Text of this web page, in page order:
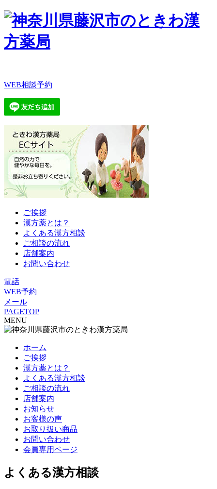
WEB相談予約
ご挨拶
漢方薬とは？
よくある漢方相談
ご相談の流れ
店舗案内
お問い合わせ
電話
WEB予約
メール
PAGETOP
MENU
ホーム
ご挨拶
漢方薬とは？
よくある漢方相談
ご相談の流れ
店舗案内
お知らせ
お客様の声
お取り扱い商品
お問い合わせ
会員専用ページ
よくある漢方相談